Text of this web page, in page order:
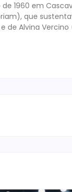
1960 em
que
de Alvina